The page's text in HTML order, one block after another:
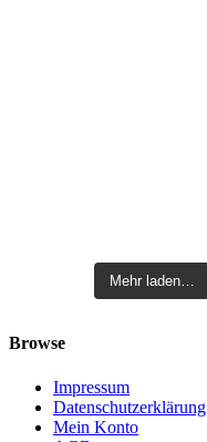
Mehr laden…
Browse
Impressum
Datenschutzerklärung
Mein Konto